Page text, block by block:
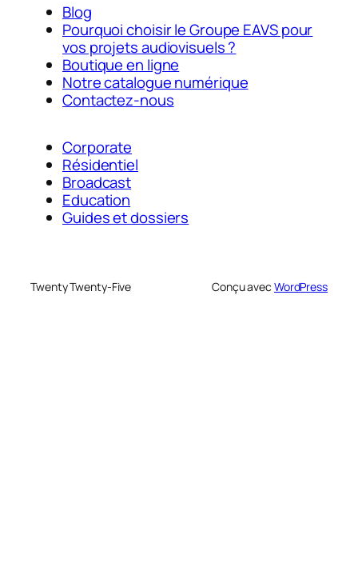
Blog
Pourquoi choisir le Groupe EAVS pour
vos projets audiovisuels ?
Boutique en ligne
Notre catalogue numérique
Contactez-nous
Corporate
Résidentiel
Broadcast
Education
Guides et dossiers
Twenty Twenty-Five Conçu avec WordPress